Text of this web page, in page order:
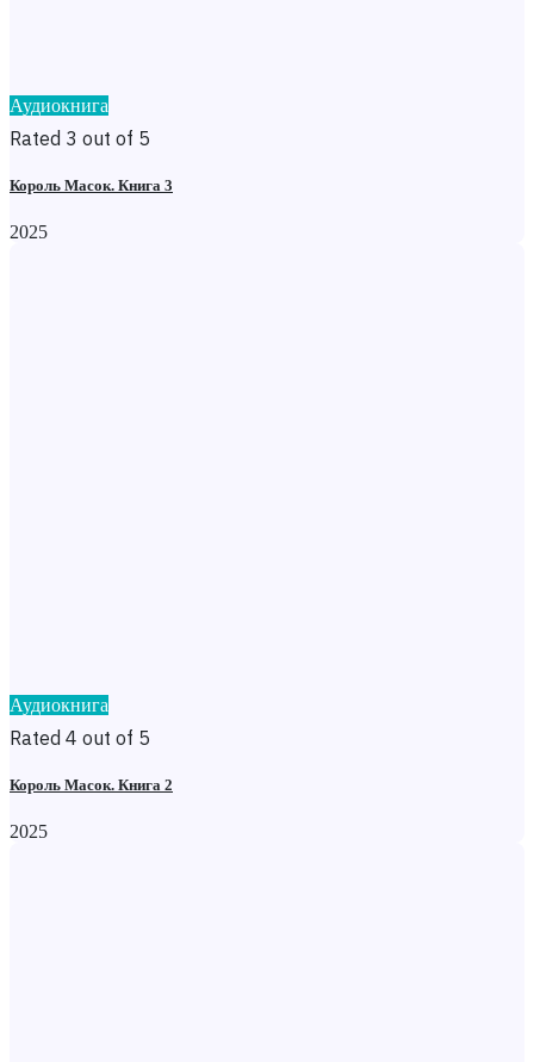
Аудиокнига
Rated 3 out of 5
Король Масок. Книга 3
2025
Аудиокнига
Rated 4 out of 5
Король Масок. Книга 2
2025